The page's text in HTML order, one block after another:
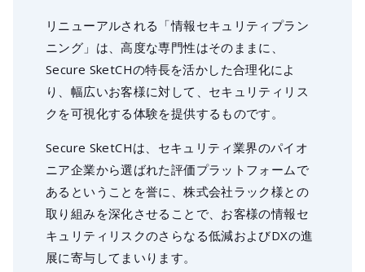
リニューアルされる「情報セキュリティプラン
ニング」は、高度な専門性はそのままに、
Secure SketCHの特長を活かした合理化によ
り、幅広いお客様に対して、セキュリティリス
クを可視化する体験を提供するものです。
Secure SketCHは、セキュリティ業界のパイオ
ニア企業から選ばれた評価プラットフォームで
あるということを誉に、株式会社ラック様との
取り組みを深化させることで、お客様の情報セ
キュリティリスクのさらなる低減およびDXの進
展に寄与してまいります。